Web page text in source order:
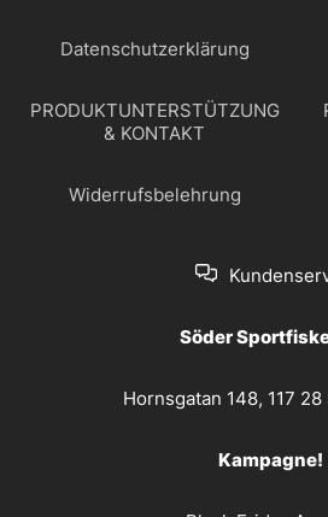
Datenschutzerklärung
PRODUKTUNTERSTÜTZUNG
& KONTAKT
Widerrufsbelehrung
Söder
Hornsgatan 148, 117
Kampagne!